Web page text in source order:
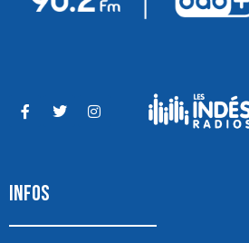
INFOS